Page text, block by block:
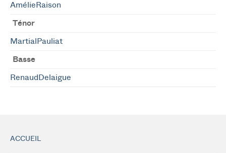
AmélieRaison
Ténor
MartialPauliat
Basse
RenaudDelaigue
ACCUEIL